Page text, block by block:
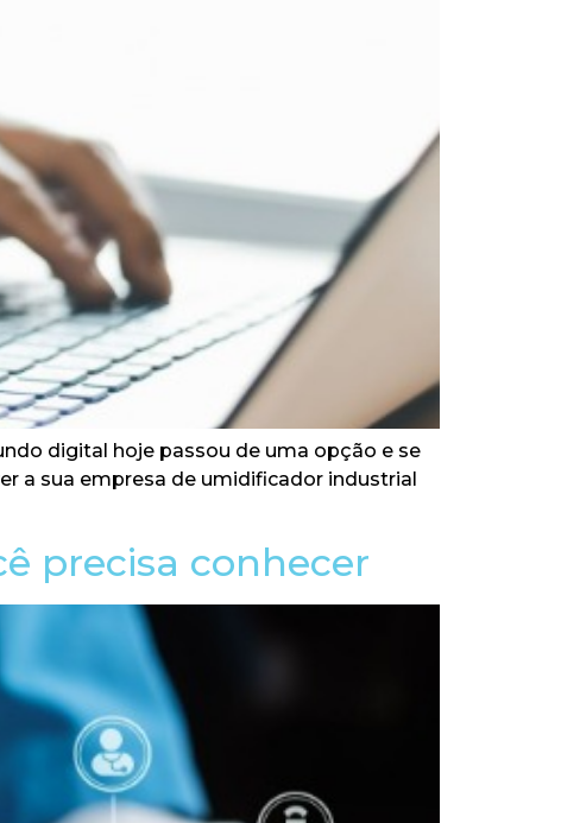
digital hoje passou de uma opção e se
a sua empresa de umidificador industrial
precisa conhecer